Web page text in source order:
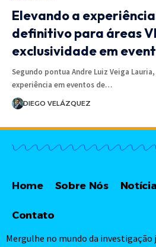
Elevando a
definitivo para áreas
exclusividade em
Segundo pontua Andre Luiz Veiga
experiência em eventos de…
DIEGO VELÁZQUEZ
Home Sobre Nós
Contato
Mergulhe no mundo da